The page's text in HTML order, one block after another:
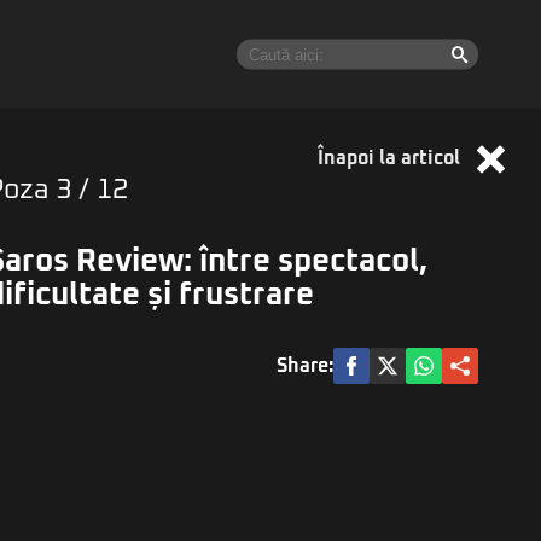
Înapoi la articol
3 / 12
Review: între spectacol,
și frustrare
Share: